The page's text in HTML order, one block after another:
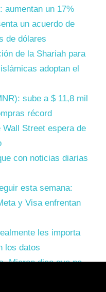
aumentan un 17%
un acuerdo de
de dólares
de la Shariah para
adoptan el
sube a $ 11,8 mil
récord
Street espera de
con noticias diarias
esta semana:
y Visa enfrentan
les importa
los datos
Micron dice que no.